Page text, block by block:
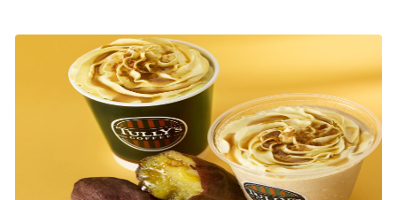
グァテマラコーヒー体験イベントも実施中▼